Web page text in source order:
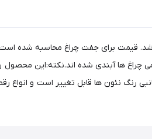
قیمت برای جفت چراغ محاسبه شده
ها آبندی شده اند.نکته:این محصول